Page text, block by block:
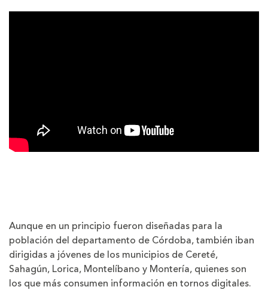
Aunque en un principio fueron diseñadas para la
población del departamento de Córdoba, también iban
dirigidas a jóvenes de los municipios de Cereté,
Sahagún, Lorica, Montelíbano y Montería, quienes son
los que más consumen información en tornos digitales.